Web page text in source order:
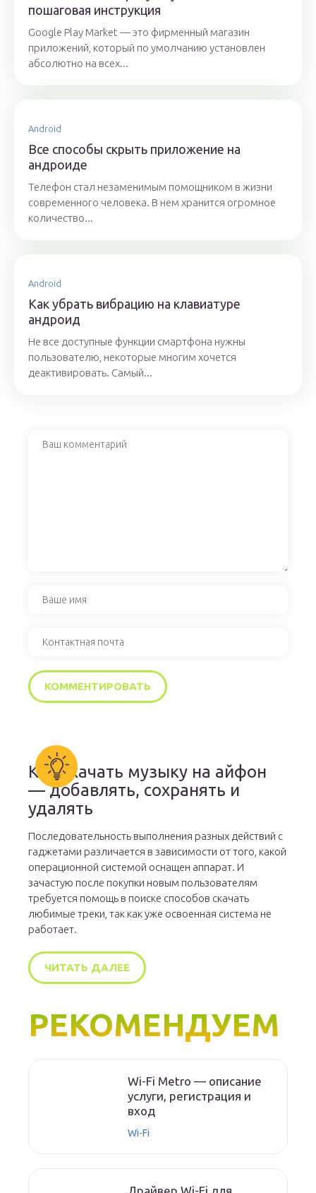
пошаговая инструкция
Google Play Market — это фирменный магазин
приложений, который по умолчанию установлен
абсолютно на всех...
Android
Все способы скрыть приложение на
андроиде
Телефон стал незаменимым помощником в жизни
современного человека. В нем хранится огромное
количество...
Android
Как убрать вибрацию на клавиатуре
андроид
Не все доступные функции смартфона нужны
пользователю, некоторые многим хочется
деактивировать. Самый...
Как скачать музыку на айфон
— добавлять, сохранять и
удалять
Последовательность выполнения разных действий с
гаджетами различается в зависимости от того, какой
операционной системой оснащен аппарат. И
зачастую после покупки новым пользователям
требуется помощь в поиске способов скачать
любимые треки, так как уже освоенная система не
работает.
ЧИТАТЬ ДАЛЕЕ
РЕКОМЕНДУЕМ
Wi-Fi Metro — описание
услуги, регистрация и
вход
Wi-Fi